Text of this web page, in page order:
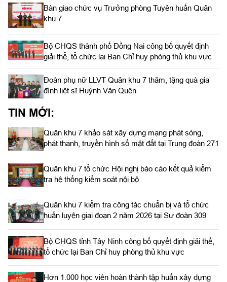
Bàn giao chức vụ Trưởng phòng Tuyên huấn Quân
khu 7
Bộ CHQS thành phố Đồng Nai công bố quyết định
giải thể, tổ chức lại Ban Chỉ huy phòng thủ khu vực
Đoàn phụ nữ LLVT Quân khu 7 thăm, tặng quà gia
đình liệt sĩ Huỳnh Văn Quên
TIN MỚI:
Quân khu 7 khảo sát xây dựng mạng phát sóng,
phát thanh, truyền hình số mặt đất tại Trung đoàn 271
Quân khu 7 tổ chức Hội nghị báo cáo kết quả kiểm
tra hệ thống kiểm soát nội bộ
Quân khu 7 kiểm tra công tác chuẩn bị và tổ chức
huấn luyện giai đoạn 2 năm 2026 tại Sư đoàn 309
Bộ CHQS tỉnh Tây Ninh công bố quyết định giải thể,
tổ chức lại Ban Chỉ huy phòng thủ khu vực
Hơn 1.000 học viên hoàn thành tập huấn xây dựng